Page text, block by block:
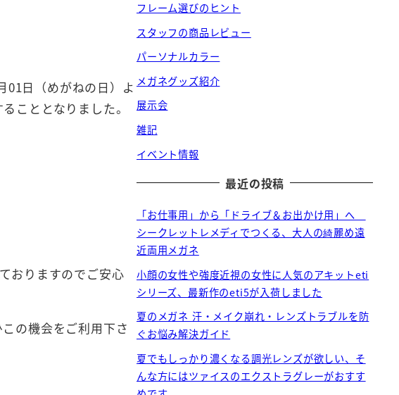
01日（めがねの日）よ
こととなりました。
おりますのでご安心
の機会をご利用下さ
フレーム選びのヒント
スタッフの商品レビュー
パーソナルカラー
メガネグッズ紹介
展示会
雑記
イベント情報
最近の投稿
「お仕事用」から「ドライブ＆お出かけ用」へ
シークレットレメディでつくる、大人の綺麗め遠
近両用メガネ
小顔の女性や強度近視の女性に人気のアキットeti
シリーズ、最新作のeti5が入荷しました
夏のメガネ 汗・メイク崩れ・レンズトラブルを防
ぐお悩み解決ガイド
夏でもしっかり濃くなる調光レンズが欲しい、そ
んな方にはツァイスのエクストラグレーがおすす